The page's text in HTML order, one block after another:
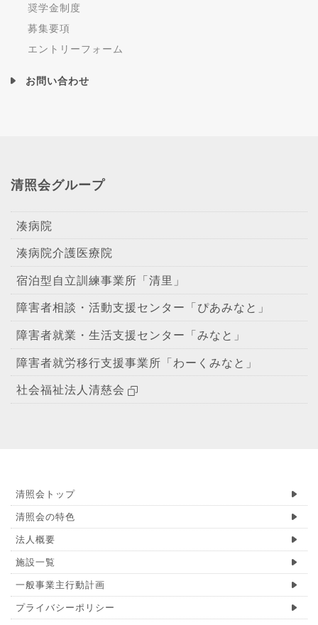
奨学金制度
募集要項
エントリーフォーム
お問い合わせ
清照会グループ
湊病院
湊病院介護医療院
宿泊型自立訓練事業所「清里」
障害者相談・活動支援センター「ぴあみなと」
障害者就業・生活支援センター「みなと」
障害者就労移行支援事業所「わーくみなと」
社会福祉法人清慈会
清照会トップ
清照会の特色
法人概要
施設一覧
一般事業主行動計画
プライバシーポリシー